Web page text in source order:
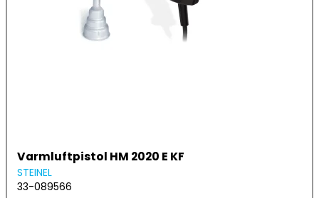
Varmluftpistol HM 2020 E KF
STEINEL
33-089566